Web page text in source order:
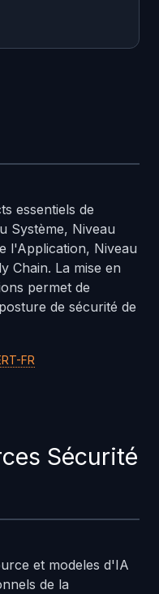
a jour
et repondre
essentiels de
Système, Niveau
l'Application, Niveau
Chain. La mise en
permet de
de sécurité de
FR
Sécurité
et modeles d'IA
de la